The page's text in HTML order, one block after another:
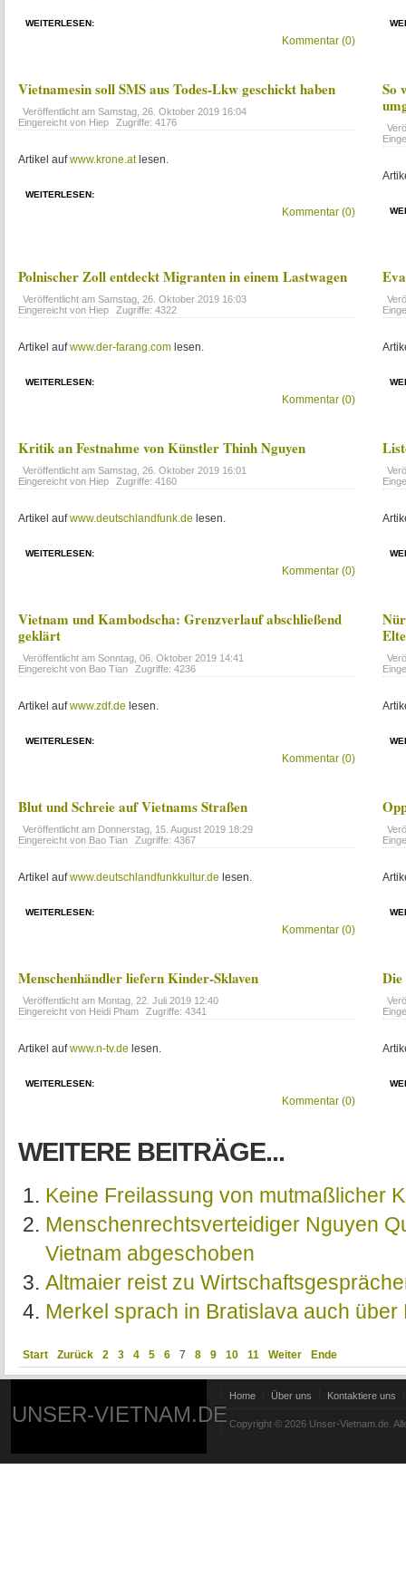
WEITERLESEN:
Kommentar (0)
Vietnamesin soll SMS aus Todes-Lkw geschickt haben
Veröffentlicht am Samstag, 26. Oktober 2019 16:04
Eingereicht von Hiep
Zugriffe: 4176
Artikel aufwww.krone.at lesen.
WEITERLESEN:
Kommentar (0)
So
Polnischer Zoll entdeckt Migranten in einem Lastwagen
Veröffentlicht am Samstag, 26. Oktober 2019 16:03
Eingereicht von Hiep
Zugriffe: 4322
Artikel aufwww.der-farang.com lesen.
WEITERLESEN:
Kommentar (0)
Kritik an Festnahme von Künstler Thinh Nguyen
Veröffentlicht am Samstag, 26. Oktober 2019 16:01
Eingereicht von Hiep
Zugriffe: 4160
Artikel aufwww.deutschlandfunk.de lesen.
WEITERLESEN:
Kommentar (0)
Vietnam und Kambodscha: Grenzverlauf abschließend
geklärt
Veröffentlicht am Sonntag, 06. Oktober 2019 14:41
Eingereicht von Bao Tian
Zugriffe: 4236
Artikel aufwww.zdf.de lesen.
WEITERLESEN:
Kommentar (0)
Blut und Schreie auf Vietnams Straßen
Veröffentlicht am Donnerstag, 15. August 2019 18:29
Eingereicht von Bao Tian
Zugriffe: 4367
Artikel aufwww.deutschlandfunkkultur.de lesen.
WEITERLESEN:
Kommentar (0)
Menschenhändler liefern Kinder-Sklaven
Veröffentlicht am Montag, 22. Juli 2019 12:40
Eingereicht von Heidi Pham
Zugriffe: 4341
Artikel aufwww.n-tv.de lesen.
WEITERLESEN:
Kommentar (0)
Die
WEITERE BEITRÄGE...
Keine Freilassung von mutmaßlicher
Menschenrechtsverteidiger Nguyen
Vietnam abgeschoben
Altmaier reist zu
Merkel sprach in Bratislava auch
Start Zurück 2 3 4 5 6 7 8 9 10 11 Weiter Ende
UNSER-VIETNAM.DE
Home Über uns Kontaktiere uns
Copyright © 2026 Unser-Vietnam.de.